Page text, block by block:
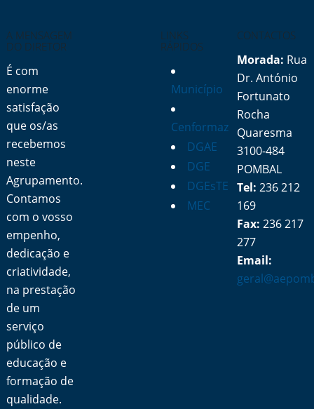
A MENSAGEM
DO DIRETOR
É com
enorme
satisfação
que os/as
recebemos
neste
Agrupamento.
Contamos
com o vosso
empenho,
dedicação e
criatividade,
na prestação
de um
serviço
público de
educação e
formação de
qualidade.
LINKS
RÁPIDOS
Município
Cenformaz
DGAE
DGE
DGEsTE
MEC
CONTACTOS
Morada: Rua
Dr. António
Fortunato
Rocha
Quaresma
3100-484
POMBAL
Tel: 236 212
169
Fax: 236 217
277
Email: